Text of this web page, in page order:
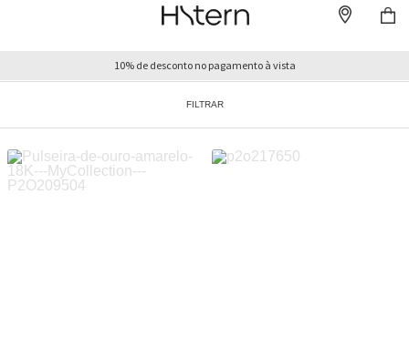
10% de desconto no pagamento à vista
FILTRAR